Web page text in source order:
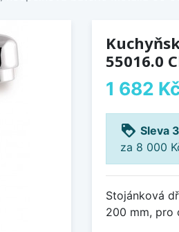
55016.0
1 682
loyalty Sleva
za 8 000
Stojánková
200 mm, pro